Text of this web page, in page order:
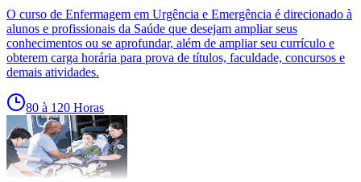
O curso de Enfermagem em Urgência e Emergência é direcionado à
alunos e profissionais da Saúde que desejam ampliar seus
conhecimentos ou se aprofundar, além de ampliar seu currículo e
obterem carga horária para prova de títulos, faculdade, concursos e
demais atividades.
80 à 120 Horas